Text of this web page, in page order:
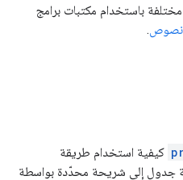
باستخدام مكتبات برامج
.
كيفية استخدام طريقة
جدول إلى شريحة محدّدة بواسطة